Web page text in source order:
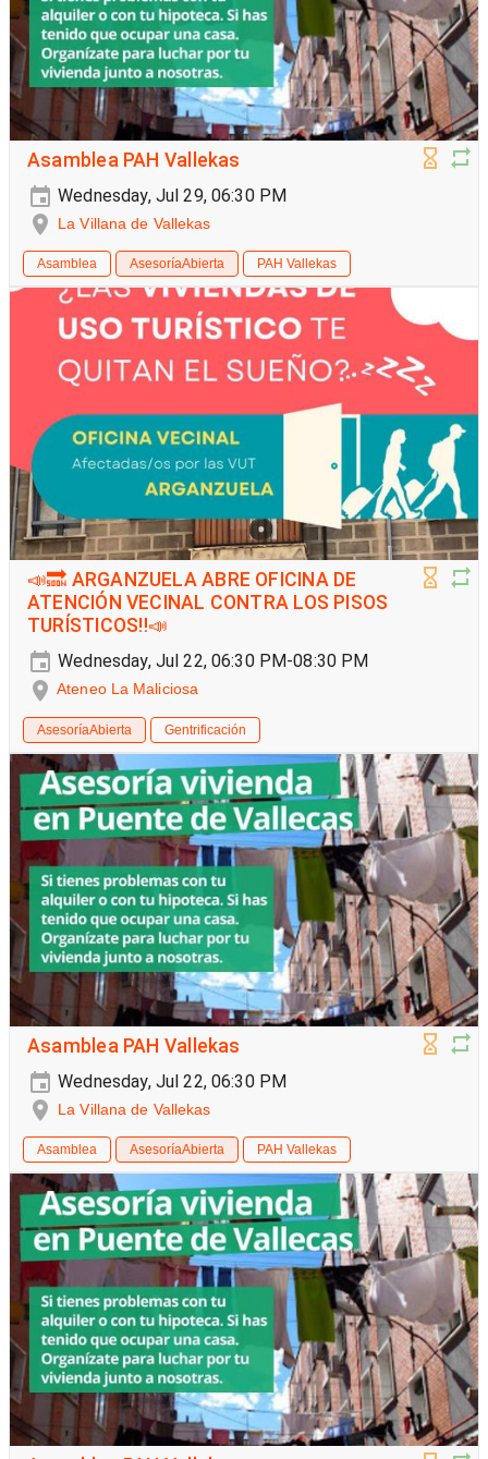
Asamblea PAH Vallekas
Wednesday, Jul 29, 06:30 PM
La Villana de Vallekas
Asamblea AsesoríaAbierta PAH Vallekas
📣🔜 ARGANZUELA ABRE OFICINA DE
ATENCIÓN VECINAL CONTRA LOS PISOS
TURÍSTICOS‼️📣
Wednesday, Jul 22, 06:30 PM-08:30 PM
Ateneo La Maliciosa
AsesoríaAbierta Gentrificación
Asamblea PAH Vallekas
Wednesday, Jul 22, 06:30 PM
La Villana de Vallekas
Asamblea AsesoríaAbierta PAH Vallekas